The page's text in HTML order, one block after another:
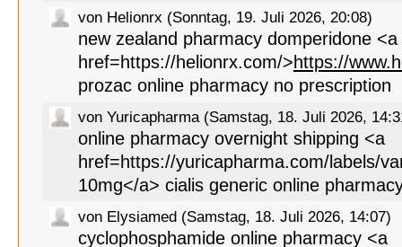
von Helionrx (Sonntag, 19. Juli 2026, 20:08)
new zealand pharmacy domperidone <a
href=https://helionrx.com/>https://
prozac online pharmacy no prescription
von Yuricapharma (Samstag, 18. Juli 2026,
online pharmacy overnight shipping <a
href=https://yuricapharma.com/labels/
10mg</a> cialis generic online
von Elysiamed (Samstag, 18. Juli 2026, 14:07)
cyclophosphamide online pharmacy <a